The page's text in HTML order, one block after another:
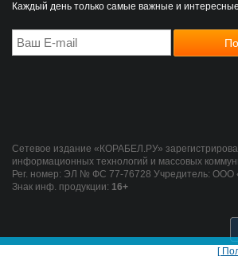
Каждый день только самые важные и
Сетевое издание «КОРАБЕЛ.РУ»
информационных технологий и массовых
Рег. номер: ЭЛ № ФС 77-76728 Учредитель: ООО
Знак инф. продукции: 16+
[